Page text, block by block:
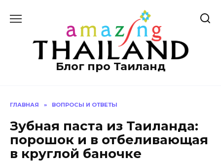
Блог про Таиланд
ГЛАВНАЯ » ВОПРОСЫ И ОТВЕТЫ
Зубная паста из Таиланда:
порошок и в отбеливающая
в круглой баночке